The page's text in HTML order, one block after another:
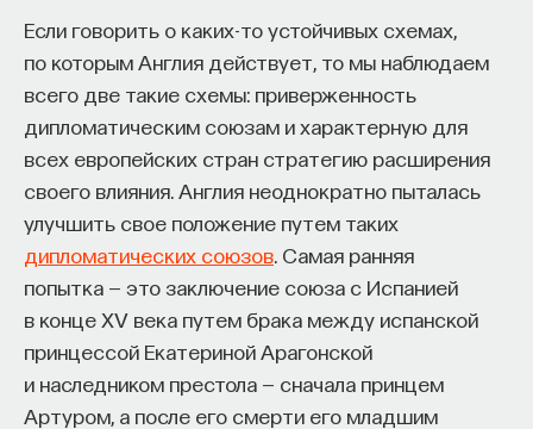
Если говорить о каких-то устойчивых схемах,
по которым Англия действует, то мы наблюдаем
всего две такие схемы: приверженность
дипломатическим союзам и характерную для
всех европейских стран стратегию расширения
своего влияния. Англия неоднократно пыталась
улучшить свое положение путем таких
дипломатических союзов . Самая ранняя
попытка — это заключение союза с Испанией
в конце XV века путем брака между испанской
принцессой Екатериной Арагонской
и наследником престола — сначала принцем
Артуром, а после его смерти его младшим
НАД МАТЕРИАЛОМ РАБОТАЛИ
Вячеслав Дубынин
доктор биологических наук, профессор
кафедры физиологии человека и животных
биологического факультета МГУ
физиологии мозга
БИОЛОГИЯ
1297 публикаций